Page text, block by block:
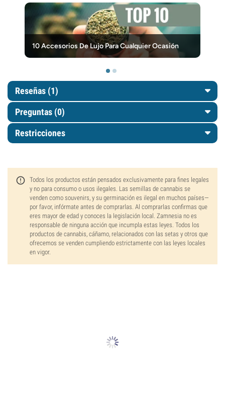
10 Accesorios De Lujo Para Cualquier Ocasión
Reseñas (1)
Preguntas (0)
Restricciones
Todos los productos están pensados exclusivamente para fines legales
y no para consumo o usos ilegales. Las semillas de cannabis se
venden como souvenirs, y su germinación es ilegal en muchos países—
por favor, infórmate antes de comprarlas. Al comprarlas confirmas que
eres mayor de edad y conoces la legislación local. Zamnesia no es
responsable de ninguna acción que incumpla estas leyes. Todos los
productos de cannabis, cáñamo, relacionados con las setas y otros que
ofrecemos se venden cumpliendo estrictamente con las leyes locales
en vigor.